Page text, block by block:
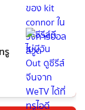
รู